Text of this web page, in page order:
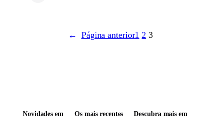
← Página anterior1 2 3
Novidades em Os mais recentes Descubra mais em